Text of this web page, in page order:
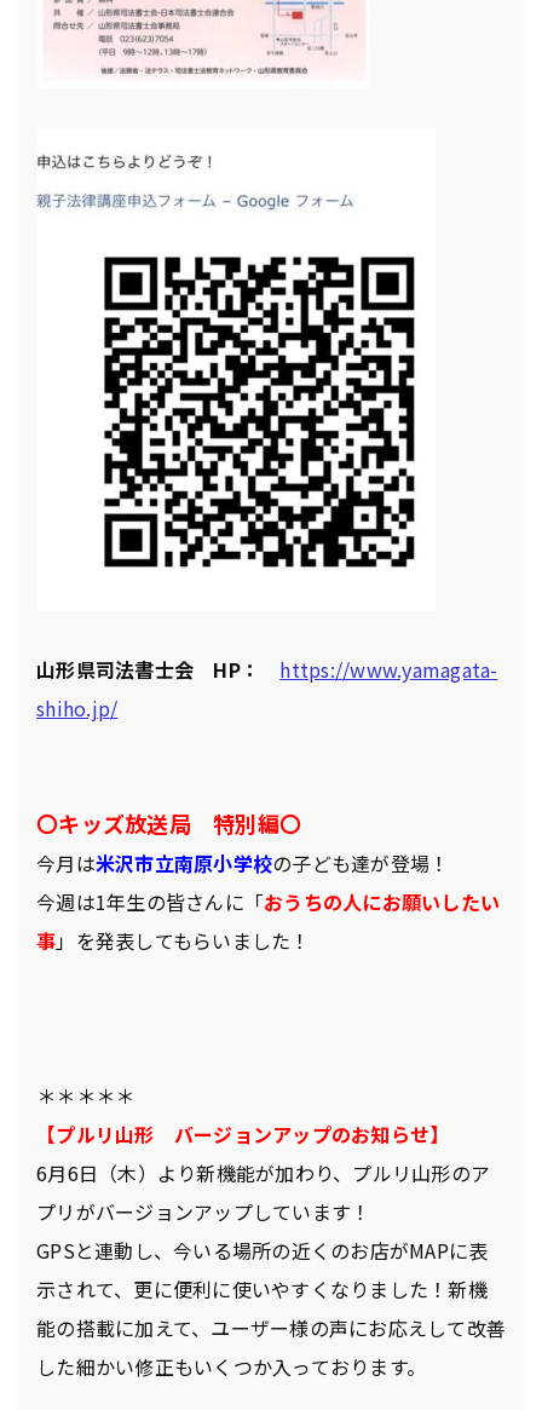
山形県司法書士会 HP： https://www.yamagata-
shiho.jp/
〇キッズ放送局 特別編〇
今月は米沢市立南原小学校の子ども達が登場！
今週は1年生の皆さんに「おうちの人にお願いしたい
事」を発表してもらいました！
＊＊＊＊＊
【プルリ山形 バージョンアップのお知らせ】
6月6日（木）より新機能が加わり、プルリ山形のア
プリがバージョンアップしています！
GPSと連動し、今いる場所の近くのお店がMAPに表
示されて、更に便利に使いやすくなりました！新機
能の搭載に加えて、ユーザー様の声にお応えして改善
した細かい修正もいくつか入っております。